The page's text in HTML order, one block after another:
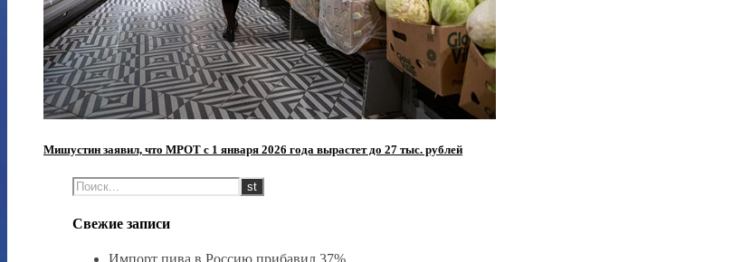
Мишустин заявил, что МРОТ с 1 января 2026 года вырастет до 27 тыс. рублей
Свежие записи
Импорт пива в Россию прибавил 37%